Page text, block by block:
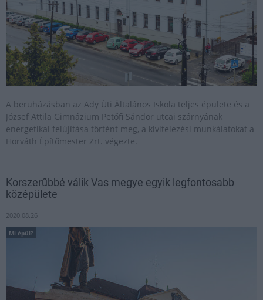
A beruházásban az Ady Úti Általános Iskola teljes épülete és a
József Attila Gimnázium Petőfi Sándor utcai szárnyának
energetikai felújítása történt meg, a kivitelezési munkálatokat a
Horváth Építőmester Zrt. végezte.
Korszerűbbé válik Vas megye egyik legfontosabb
középülete
2020.08.26
Mi épül?